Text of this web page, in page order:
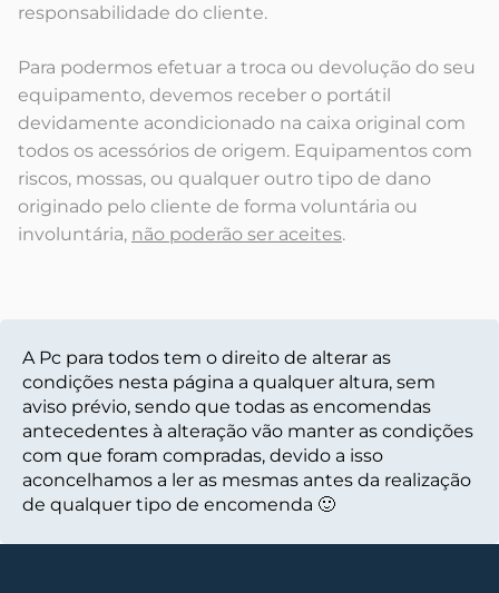
responsabilidade do cliente.
Para podermos efetuar a troca ou devolução do seu
equipamento, devemos receber o portátil
devidamente acondicionado na caixa original com
todos os acessórios de origem. Equipamentos com
riscos, mossas, ou qualquer outro tipo de dano
originado pelo cliente de forma voluntária ou
involuntária, não poderão ser aceites.
A Pc para todos tem o direito de alterar as
condições nesta página a qualquer altura, sem
aviso prévio, sendo que todas as encomendas
antecedentes à alteração vão manter as condições
com que foram compradas, devido a isso
aconcelhamos a ler as mesmas antes da realização
de qualquer tipo de encomenda 🙂